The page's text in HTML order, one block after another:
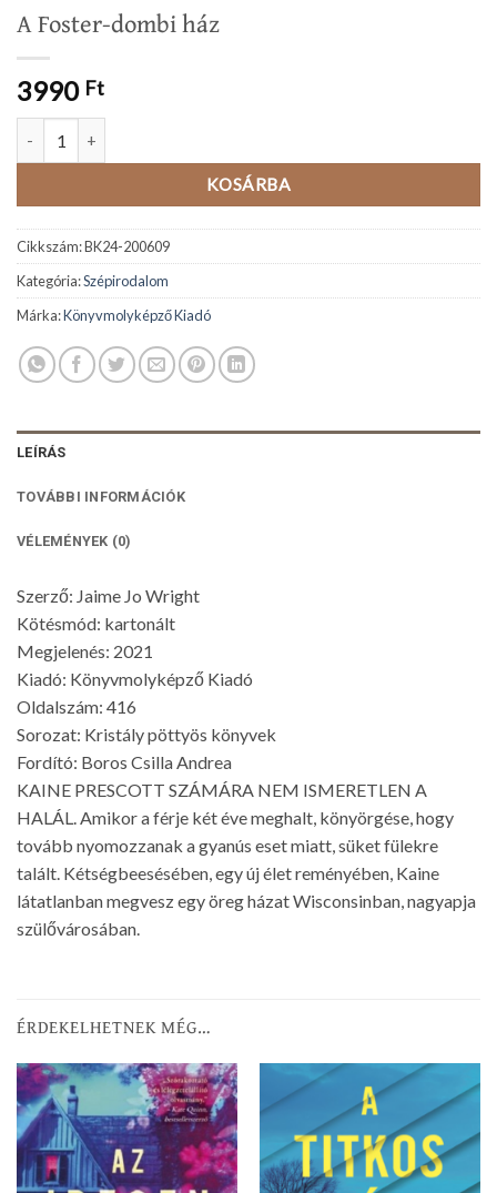
A Foster-dombi ház
3990 Ft
KOSÁRBA
Cikkszám:BK24-200609
Kategória:Szépirodalom
Márka:Könyvmolyképző Kiadó
LEÍRÁS
TOVÁBBI INFORMÁCIÓK
VÉLEMÉNYEK (0)
Szerző: Jaime Jo Wright
Kötésmód: kartonált
Megjelenés: 2021
Kiadó: Könyvmolyképző Kiadó
Oldalszám: 416
Sorozat: Kristály pöttyös könyvek
Fordító: Boros Csilla Andrea
KAINE PRESCOTT SZÁMÁRA NEM ISMERETLEN A
HALÁL. Amikor a férje két éve meghalt, könyörgése, hogy
tovább nyomozzanak a gyanús eset miatt, süket fülekre
talált. Kétségbeesésében, egy új élet reményében, Kaine
látatlanban megvesz egy öreg házat Wisconsinban, nagyapja
szülővárosában.
ÉRDEKELHETNEK MÉG…